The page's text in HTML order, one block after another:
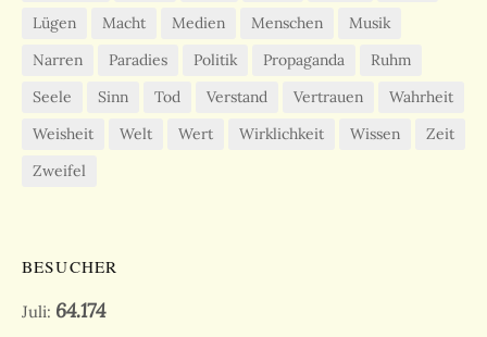
Lügen
Macht Medien Menschen
Musik
Narren
Paradies Politik Propaganda
Ruhm
Seele
Sinn Tod Verstand Vertrauen
Wahrheit
Weisheit
Welt Wert Wirklichkeit Wissen
Zeit
Zweifel
BESUCHER
Juli: 64.174